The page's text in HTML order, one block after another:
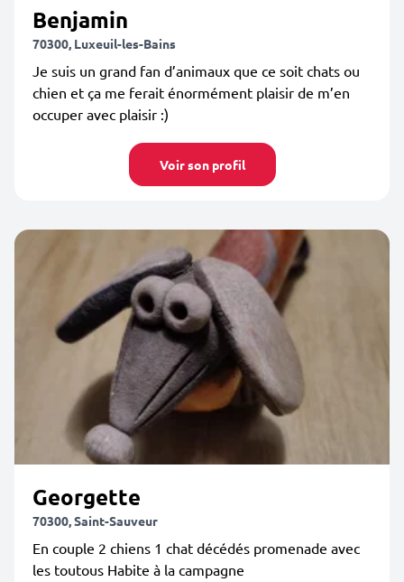
Benjamin
70300, Luxeuil-les-Bains
Je suis un grand fan d’animaux que ce soit chats ou
chien et ça me ferait énormément plaisir de m’en
occuper avec plaisir :)
Voir son profil
Georgette
70300, Saint-Sauveur
En couple 2 chiens 1 chat décédés promenade avec
les toutous Habite à la campagne